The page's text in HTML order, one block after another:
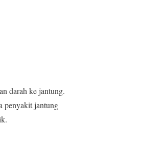
darah ke jantung.
penyakit jantung